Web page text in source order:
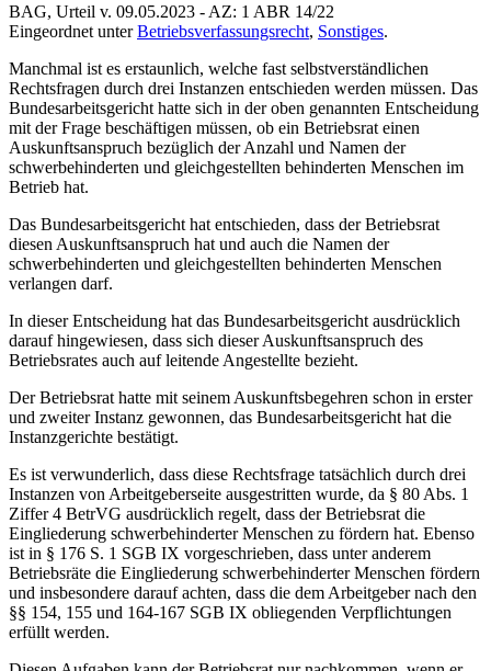
BAG, Urteil v. 09.05.2023 - AZ: 1 ABR 14/22
Eingeordnet unterBetriebsverfassungsrecht, Sonstiges.
Manchmal ist es erstaunlich, welche fast selbstverständlichen
Rechtsfragen durch drei Instanzen entschieden werden müssen. Das
Bundesarbeitsgericht hatte sich in der oben genannten Entscheidung
mit der Frage beschäftigen müssen, ob ein Betriebsrat einen
Auskunftsanspruch bezüglich der Anzahl und Namen der
schwerbehinderten und gleichgestellten behinderten Menschen im
Betrieb hat.
Das Bundesarbeitsgericht hat entschieden, dass der Betriebsrat
diesen Auskunftsanspruch hat und auch die Namen der
schwerbehinderten und gleichgestellten behinderten Menschen
verlangen darf.
In dieser Entscheidung hat das Bundesarbeitsgericht ausdrücklich
darauf hingewiesen, dass sich dieser Auskunftsanspruch des
Betriebsrates auch auf leitende Angestellte bezieht.
Der Betriebsrat hatte mit seinem Auskunftsbegehren schon in erster
und zweiter Instanz gewonnen, das Bundesarbeitsgericht hat die
Instanzgerichte bestätigt.
Es ist verwunderlich, dass diese Rechtsfrage tatsächlich durch drei
Instanzen von Arbeitgeberseite ausgestritten wurde, da § 80 Abs. 1
Ziffer 4 BetrVG ausdrücklich regelt, dass der Betriebsrat die
Eingliederung schwerbehinderter Menschen zu fördern hat. Ebenso
ist in § 176 S. 1 SGB IX vorgeschrieben, dass unter anderem
Betriebsräte die Eingliederung schwerbehinderter Menschen fördern
und insbesondere darauf achten, dass die dem Arbeitgeber nach den
§§ 154, 155 und 164-167 SGB IX obliegenden Verpflichtungen
erfüllt werden.